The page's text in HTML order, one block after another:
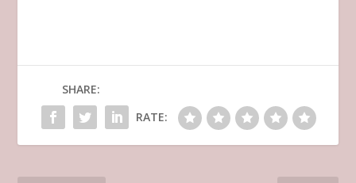
SHARE:
RATE: